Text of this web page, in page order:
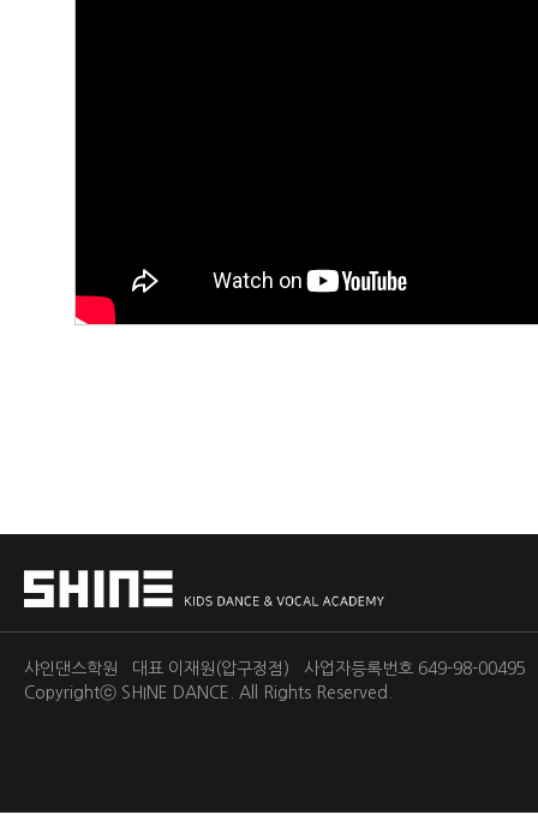
샤인댄스학원 대표 이재원(압구정점) 사업자등록번호 649-98-
Copyrightⓒ SHINE DANCE. All Rights Reserved.